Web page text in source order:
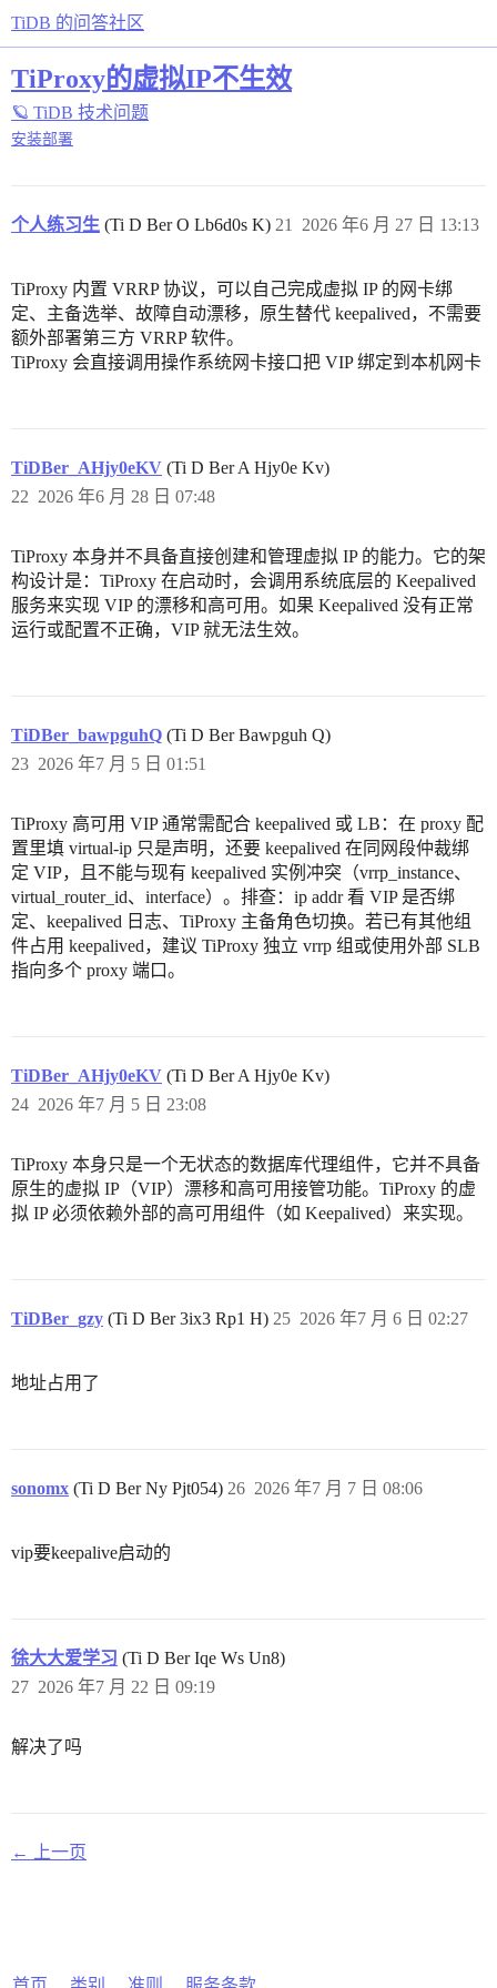
TiDB 的问答社区
TiProxy的虚拟IP不生效
🪐 TiDB 技术问题
安装部署
个人练习生 (Ti D Ber O Lb6d0s K) 2026 年6 月 27 日 13:13
21
TiProxy 内置 VRRP 协议，可以自己完成虚拟 IP 的网卡绑
定、主备选举、故障自动漂移，原生替代 keepalived，不需要
额外部署第三方 VRRP 软件。
TiProxy 会直接调用操作系统网卡接口把 VIP 绑定到本机网卡
TiDBer_AHjy0eKV (Ti D Ber A Hjy0e Kv)
2026 年6 月 28 日 07:48
22
TiProxy 本身并不具备直接创建和管理虚拟 IP 的能力。它的架
构设计是：TiProxy 在启动时，会调用系统底层的 Keepalived
服务来实现 VIP 的漂移和高可用。如果 Keepalived 没有正常
运行或配置不正确，VIP 就无法生效。
TiDBer_bawpguhQ (Ti D Ber Bawpguh Q)
2026 年7 月 5 日 01:51
23
TiProxy 高可用 VIP 通常需配合 keepalived 或 LB：在 proxy 配
置里填 virtual-ip 只是声明，还要 keepalived 在同网段仲裁绑
定 VIP，且不能与现有 keepalived 实例冲突（vrrp_instance、
virtual_router_id、interface）。排查：ip addr 看 VIP 是否绑
定、keepalived 日志、TiProxy 主备角色切换。若已有其他组
件占用 keepalived，建议 TiProxy 独立 vrrp 组或使用外部 SLB
指向多个 proxy 端口。
TiDBer_AHjy0eKV (Ti D Ber A Hjy0e Kv)
2026 年7 月 5 日 23:08
24
TiProxy 本身只是一个无状态的数据库代理组件，它并不具备
原生的虚拟 IP（VIP）漂移和高可用接管功能。TiProxy 的虚
拟 IP 必须依赖外部的高可用组件（如 Keepalived）来实现。
TiDBer_gzy (Ti D Ber 3ix3 Rp1 H) 2026 年7 月 6 日 02:27
25
地址占用了
sonomx (Ti D Ber Ny Pjt054) 2026 年7 月 7 日 08:06
26
vip要keepalive启动的
徐大大爱学习 (Ti D Ber Iqe Ws Un8)
2026 年7 月 22 日 09:19
27
解决了吗
← 上一页